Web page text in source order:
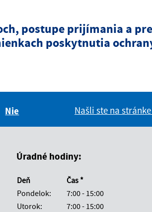
postupe prijímania a
poskytnutia
Nie
Našli ste na
Úradné hodiny:
Deň
Čas *
Pondelok:
7:00 - 15:00
Utorok:
7:00 - 15:00